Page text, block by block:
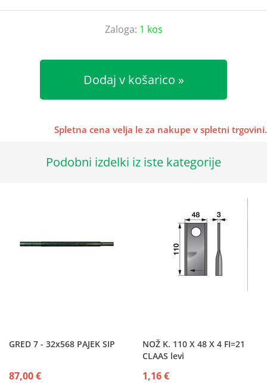
Zaloga: 1 kos
Dodaj v košarico
Spletna cena velja le za nakupe v spletni trgovini.
Podobni izdelki iz iste kategorije
GRED 7 - 32x568 PAJEK SIP
87,00 €
NOŽ K. 110 X 48 X 4 FI=21
CLAAS levi
1,16 €